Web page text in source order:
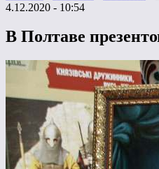
4.12.2020 - 10:54
В Полтаве